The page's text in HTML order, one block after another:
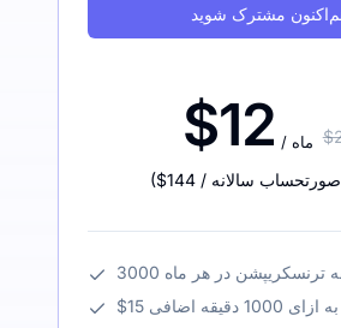
مشترک شوید
$12 / ماه
($144 صورتحساب سالانه
دقیقه ترنسکریپشن در هر ماه
$15 به ازای 1000 دقیقه اضافی